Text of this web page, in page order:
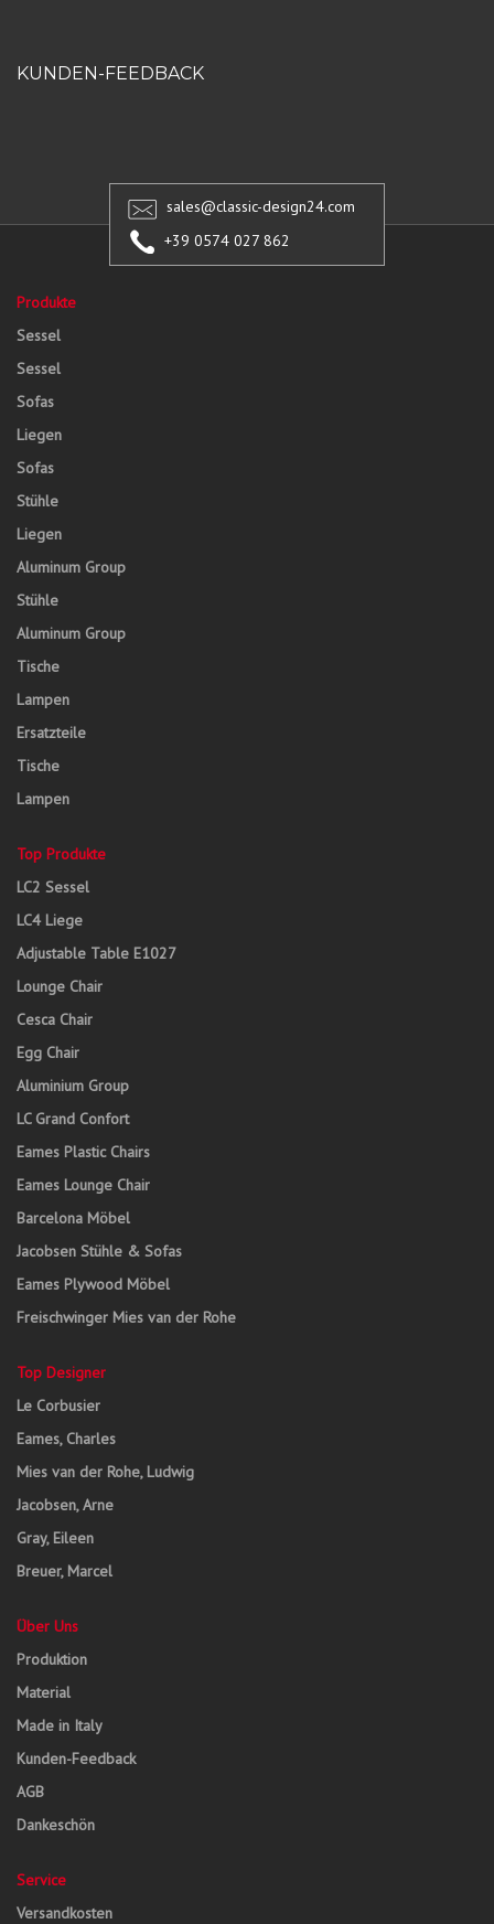
KUNDEN-FEEDBACK
sales@classic-design24.com
+39 0574 027 862
Produkte
Sessel
Sessel
Sofas
Liegen
Sofas
Stühle
Liegen
Aluminum Group
Stühle
Aluminum Group
Tische
Lampen
Ersatzteile
Tische
Lampen
Top Produkte
LC2 Sessel
LC4 Liege
Adjustable Table E1027
Lounge Chair
Cesca Chair
Egg Chair
Aluminium Group
LC Grand Confort
Eames Plastic Chairs
Eames Lounge Chair
Barcelona Möbel
Jacobsen Stühle & Sofas
Eames Plywood Möbel
Freischwinger Mies van der Rohe
Top Designer
Le Corbusier
Eames, Charles
Mies van der Rohe, Ludwig
Jacobsen, Arne
Gray, Eileen
Breuer, Marcel
Über Uns
Produktion
Material
Made in Italy
Kunden-Feedback
AGB
Dankeschön
Service
Versandkosten